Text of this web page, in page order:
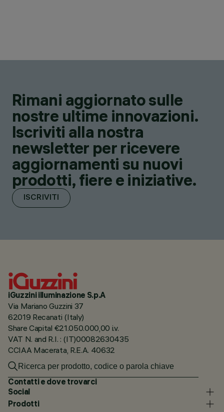
Rimani aggiornato sulle
nostre ultime innovazioni.
Iscriviti alla nostra
newsletter per ricevere
aggiornamenti su nuovi
prodotti, fiere e iniziative.
ISCRIVITI
iGuzzini illuminazione S.p.A
Via Mariano Guzzini 37
62019 Recanati (Italy)
Share Capital €21.050.000,00 i.v.
VAT N. and R.I. : (IT)00082630435
CCIAA Macerata, R.E.A. 40632
Contatti e dove trovarci
Social
Prodotti